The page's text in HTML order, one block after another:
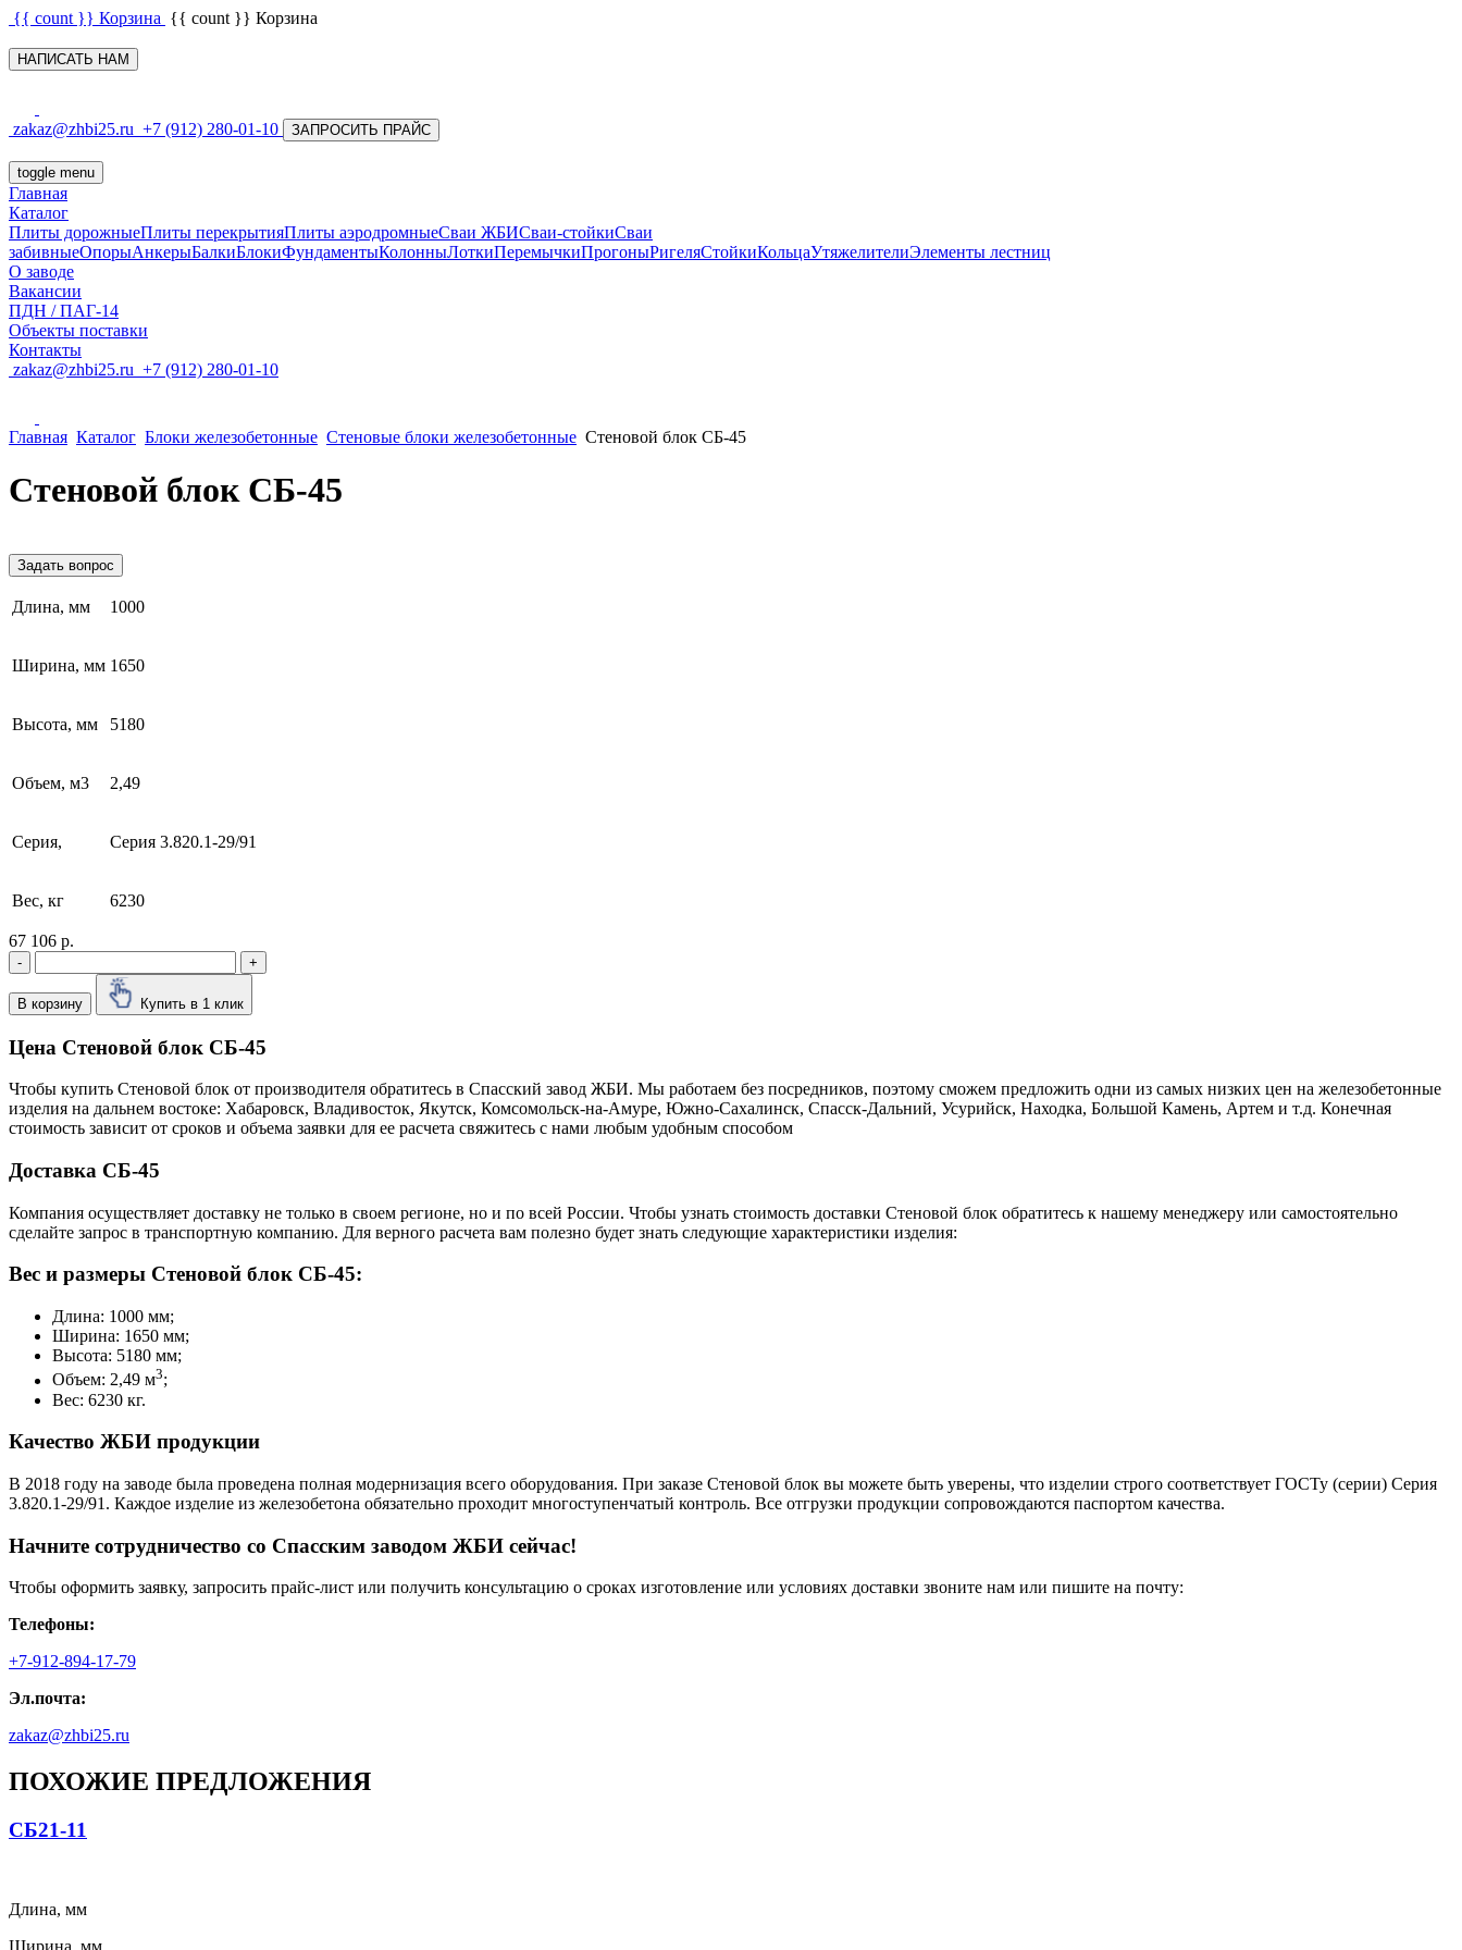
{{ count }} Корзина {{ count }} Корзина
НАПИСАТЬ НАМ
zakaz@zhbi25.ru +7 (912) 280-01-10 ЗАПРОСИТЬ ПРАЙС
toggle menu
Главная
Каталог
Плиты дорожныеПлиты перекрытияПлиты аэродромныеСваи ЖБИСваи-стойкиСваи
забивныеОпорыАнкерыБалкиБлокиФундаментыКолонныЛоткиПеремычкиПрогоныРигеляСтойкиКольцаУтяжелителиЭлементы лестниц
О заводе
Вакансии
ПДН / ПАГ-14
Объекты поставки
Контакты
zakaz@zhbi25.ru +7 (912) 280-01-10
Главная Каталог Блоки железобетонные Стеновые блоки железобетонные Стеновой блок СБ-45
Стеновой блок СБ-45
Задать вопрос
Длина, мм 1000
Ширина, мм 1650
Высота, мм 5180
Объем, м3 2,49
Серия, Серия 3.820.1-29/91
Вес, кг 6230
67 106 р.
- +
В корзину Купить в 1 клик
Цена Стеновой блок СБ-45
Чтобы купить Стеновой блок от производителя обратитесь в Cпасский завод ЖБИ. Мы работаем без посредников, поэтому сможем предложить одни из самых низких цен на железобетонные
изделия на дальнем востоке: Хабаровск, Владивосток, Якутск, Комсомольск-на-Амуре, Южно-Сахалинск, Спасск-Дальний, Усурийск, Находка, Большой Камень, Артем и т.д. Конечная
стоимость зависит от сроков и объема заявки для ее расчета свяжитесь с нами любым удобным способом
Доставка СБ-45
Компания осуществляет доставку не только в своем регионе, но и по всей России. Чтобы узнать стоимость доставки Стеновой блок обратитесь к нашему менеджеру или самостоятельно
сделайте запрос в транспортную компанию. Для верного расчета вам полезно будет знать следующие характеристики изделия:
Вес и размеры Стеновой блок СБ-45:
Длина: 1000 мм;
Ширина: 1650 мм;
Высота: 5180 мм;
Объем: 2,49 м3;
Вес: 6230 кг.
Качество ЖБИ продукции
В 2018 году на заводе была проведена полная модернизация всего оборудования. При заказе Стеновой блок вы можете быть уверены, что изделии строго соответствует ГОСТу (серии) Серия
3.820.1-29/91. Каждое изделие из железобетона обязательно проходит многоступенчатый контроль. Все отгрузки продукции сопровождаются паспортом качества.
Начните сотрудничество со Cпасским заводом ЖБИ сейчас!
Чтобы оформить заявку, запросить прайс-лист или получить консультацию о сроках изготовление или условиях доставки звоните нам или пишите на почту:
Телефоны:
+7-912-894-17-79
Эл.почта:
zakaz@zhbi25.ru
ПОХОЖИЕ ПРЕДЛОЖЕНИЯ
СБ21-11
Длина, мм
Ширина, мм